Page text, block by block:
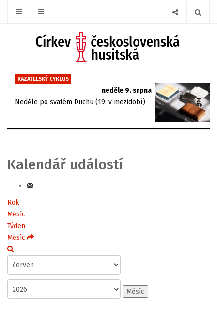
KAZATELSKÝ CYKLUS
neděle 9. srpna
Neděle po svatém Duchu (19. v mezidobí)
Kalendář událostí
Rok
Měsíc
Týden
Měsíc
Měsíc